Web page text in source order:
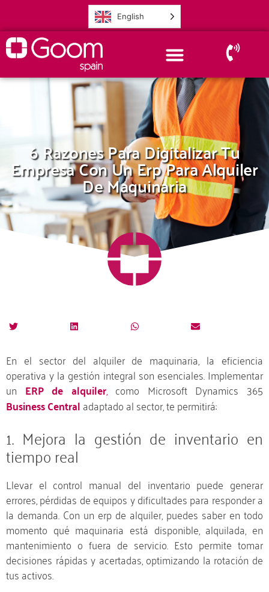
English
6 Razones Para Digitalizar Tu
Empresa Con Un Erp Para Alquiler
De Maquinaria
En el sector del alquiler de maquinaria, la eficiencia
operativa y la gestión integral son esenciales. Implementar
un ERP de alquiler,como Microsoft Dynamics 365
Business Centraladaptado al sector, te permitirá:
1. Mejora la gestión de inventario en
tiempo real
Llevar el control manual del inventario puede generar
errores, pérdidas de equipos y dificultades para responder a
la demanda. Con un erp de alquiler, puedes saber en todo
momento qué maquinaria está disponible, alquilada, en
mantenimiento o fuera de servicio. Esto permite tomar
decisiones rápidas y acertadas, optimizando la rotación de
tus activos.